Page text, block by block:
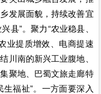
发展面貌，持续改善宜
县”。聚力“农业稳县、
业提质增效、电商提速
川南的新兴工业腹地、
聚地、巴蜀文旅走廊特
生福祉”。一方面要深入